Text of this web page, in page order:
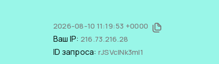
2026-08-10 11:19:53 +0000
Ваш IP: 216.73.216.28
ID запроса: rJSVclNk3mI1